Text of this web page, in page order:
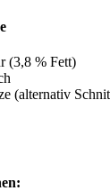
(3,8 % Fett)
(alternativ